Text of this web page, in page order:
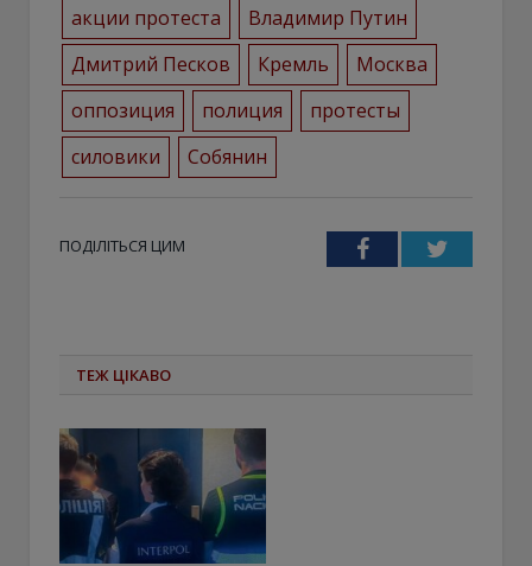
акции протеста
Владимир Путин
Дмитрий Песков
Кремль
Москва
оппозиция
полиция
протесты
силовики
Собянин
ПОДІЛІТЬСЯ ЦИМ FacebookTwitter
ТЕЖ ЦІКАВО